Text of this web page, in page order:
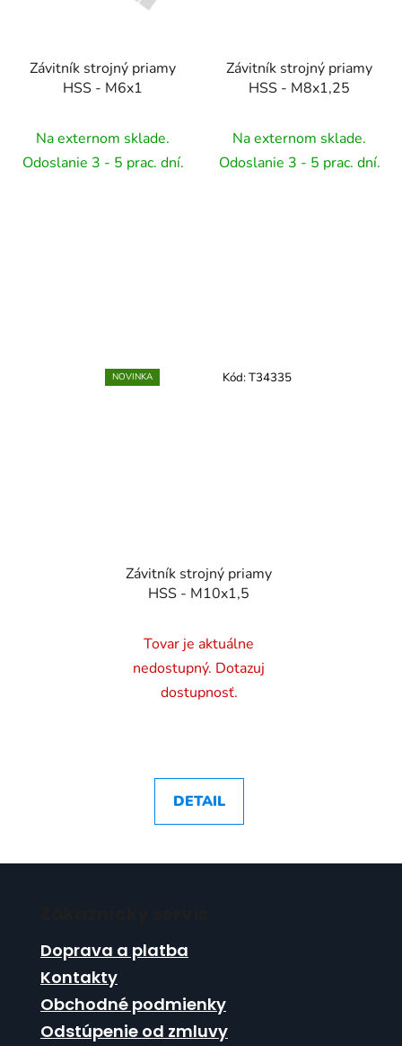
Závitník strojný priamy
HSS - M6x1
Na externom sklade.
Odoslanie 3 - 5 prac. dní.
Závitník strojný priamy
HSS - M8x1,25
Na externom sklade.
Odoslanie 3 - 5 prac. dní.
NOVINKA
Závitník strojný priamy
HSS - M10x1,5
Tovar je aktuálne
nedostupný. Dotazuj
dostupnosť.
DETAIL
Kód:T34335
Doprava a platba
Kontakty
Obchodné podmienky
Odstúpenie od zmluvy